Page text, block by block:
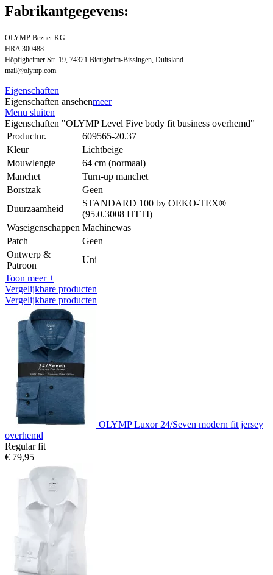
Fabrikantgegevens:
OLYMP Bezner KG
HRA 300488
Höpfigheimer Str. 19, 74321 Bietigheim-Bissingen, Duitsland
mail@olymp.com
Eigenschaften
Eigenschaften ansehenmeer
Menu sluiten
Eigenschaften "OLYMP Level Five body fit business overhemd"
Productnr.
609565-20.37
Kleur
Lichtbeige
Mouwlengte
64 cm (normaal)
Manchet
Turn-up manchet
Borstzak
Geen
Duurzaamheid
STANDARD 100 by OEKO-TEX®
(95.0.3008 HTTI)
Waseigenschappen Machinewas
Patch
Geen
Ontwerp &
Patroon
Uni
Toon meer +
Vergelijkbare producten
Vergelijkbare producten
OLYMP Luxor 24/Seven modern fit jersey
overhemd
Regular fit
€ 79,95